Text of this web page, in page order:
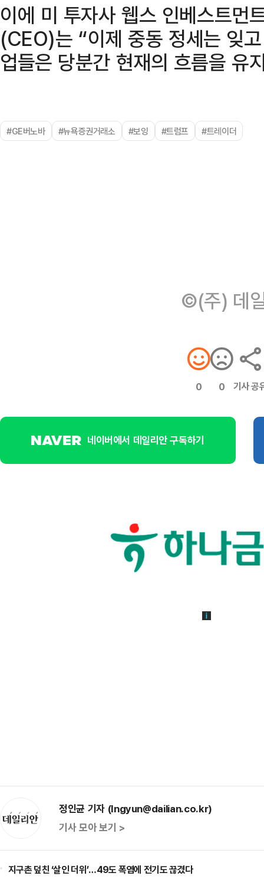
이에 미 투자사 웹스 인베스트먼
(CEO)는 “이제 중동 정세는 잊
업들은 당분간 현재의 흐름을 유
#GE버노바 #뉴욕증권거래소 #보잉 #트럼프 #트레이더
©(주) 데
0 0 기사 공
네이버에서 데일리안 구독하기
정인균 기자 (Ingyun@dailian.co.kr)
기사 모아 보기 >
지구촌 덮친 ‘살인 더위’…49도 폭염에 전기도 끊겼다